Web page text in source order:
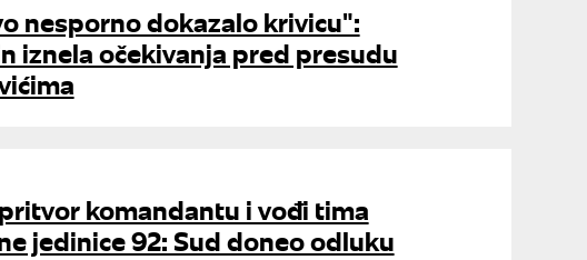
nesporno dokazalo krivicu":
iznela očekivanja pred presudu
komandantu i vođi tima
jedinice 92: Sud doneo odluku